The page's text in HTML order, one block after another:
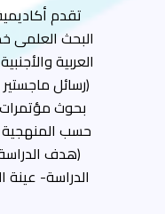
تقدم
البحث العلمى
العربية
(رسائل
بحوث
حسب المنهجية
(هدف
الدراسة- عينة